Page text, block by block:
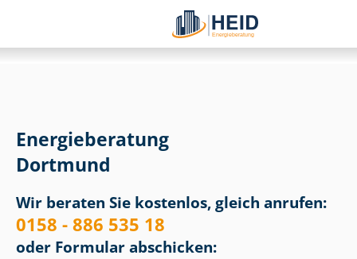
Energieberatung
Dortmund
Wir beraten Sie kostenlos, gleich anrufen:
0158 - 886 535 18
oder Formular abschicken: